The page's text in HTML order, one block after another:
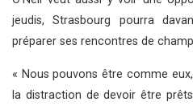
jeudis, Strasbourg pourra
préparer ses rencontres de
« Nous pouvons être comme
la distraction de devoir être